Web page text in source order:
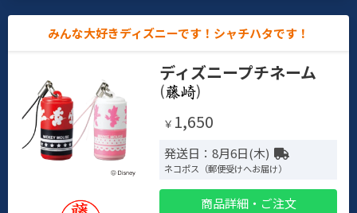
みんな大好きディズニーです！シャチハタです！
ディズニープチネーム
( )
￥ 1,650
発送日：8月6日(木)
ネコポス（郵便受けへお届け）
商品詳細・ご注文